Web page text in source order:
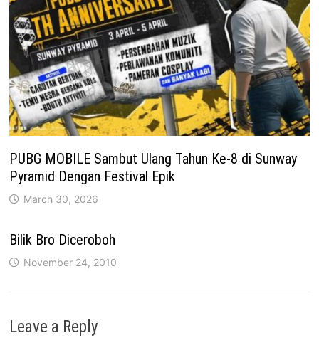
PUBG MOBILE Sambut Ulang Tahun Ke-8 di Sunway
Pyramid Dengan Festival Epik
March 30, 2026
Bilik Bro Diceroboh
November 24, 2010
Leave a Reply